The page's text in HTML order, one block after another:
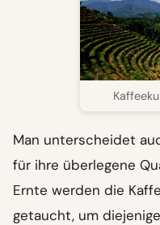
Man unterscheidet
für ihre überlegene
Ernte werden die
getaucht, um